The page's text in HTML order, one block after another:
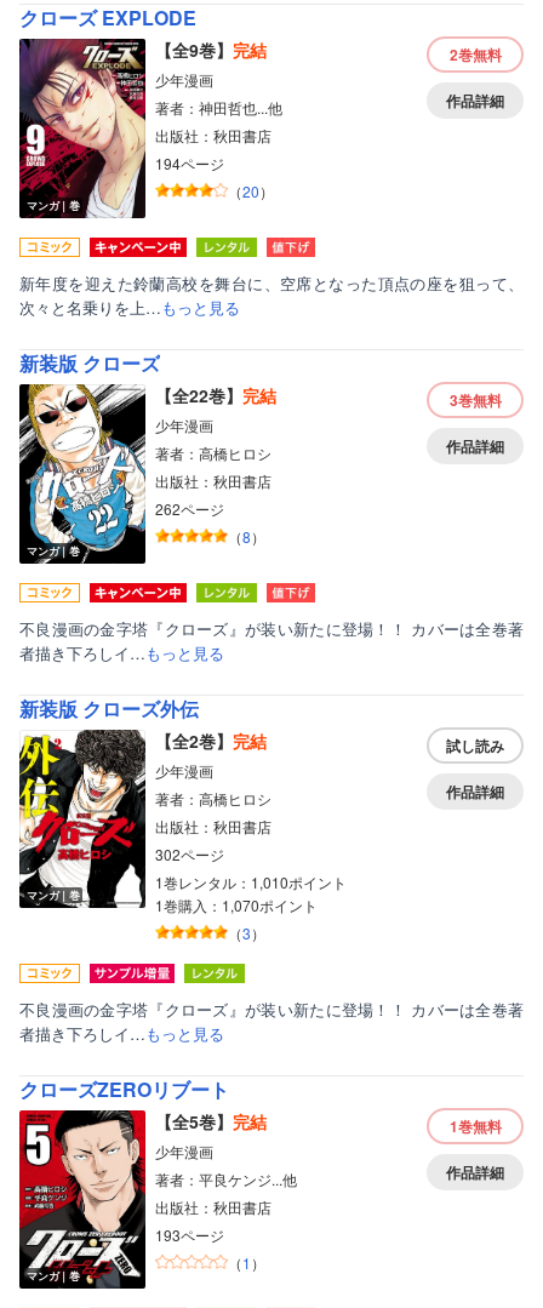
クローズ EXPLODE
マンガ｜巻
【全9巻】 完結
少年漫画
著者：神田哲也...他
出版社：秋田書店
194ページ
（20）
2巻無料
作品詳細
新年度を迎えた鈴蘭高校を舞台に、空席となった頂点の座を狙って、
次々と名乗りを上…もっと見る
新装版 クローズ
マンガ｜巻
【全22巻】 完結
少年漫画
著者：高橋ヒロシ
出版社：秋田書店
262ページ
（8）
3巻無料
作品詳細
不良漫画の金字塔『クローズ』が装い新たに登場！！ カバーは全巻著
者描き下ろしイ…もっと見る
新装版 クローズ外伝
マンガ｜巻
【全2巻】 完結
少年漫画
著者：高橋ヒロシ
出版社：秋田書店
302ページ
1巻レンタル：1,010ポイント
1巻購入：1,070ポイント
（3）
試し読み
作品詳細
不良漫画の金字塔『クローズ』が装い新たに登場！！ カバーは全巻著
者描き下ろしイ…もっと見る
クローズZEROリブート
マンガ｜巻
【全5巻】 完結
少年漫画
著者：平良ケンジ...他
出版社：秋田書店
193ページ
（1 ）
1巻無料
作品詳細